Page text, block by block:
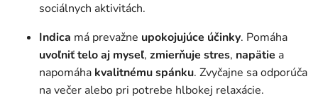
sociálnych aktivitách.
Indica má prevažne upokojujúce účinky. Pomáha
uvoľniť telo aj myseľ, zmierňuje stres, napätie a
napomáha kvalitnému spánku. Zvyčajne sa odporúča
na večer alebo pri potrebe hlbokej relaxácie.